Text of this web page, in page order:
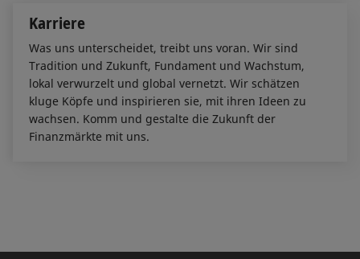
Karriere
Was uns unterscheidet, treibt uns voran. Wir sind
Tradition und Zukunft, Fundament und Wachstum,
lokal verwurzelt und global vernetzt. Wir schätzen
kluge Köpfe und inspirieren sie, mit ihren Ideen zu
wachsen. Komm und gestalte die Zukunft der
Finanzmärkte mit uns.